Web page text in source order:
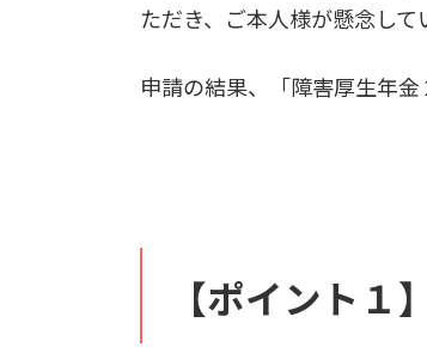
ただき、ご本人様が懸念し
申請の結果、「障害厚生年
【ポイント